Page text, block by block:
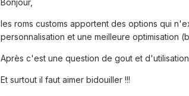
Bonjour,
les roms customs apportent des options qui
personnalisation et une meilleure optimisation
Après c'est une question de gout et
Et surtout il faut aimer bidouiller !!!